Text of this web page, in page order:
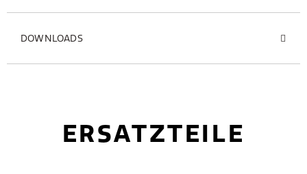
DOWNLOADS
ERSATZTEILE